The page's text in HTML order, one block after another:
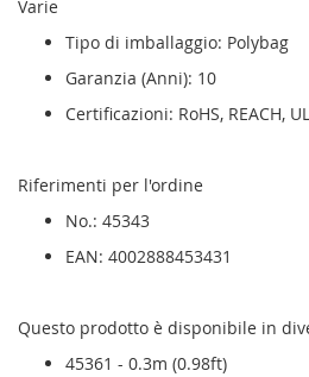
Varie
Tipo di imballaggio: Polybag
Garanzia (Anni): 10
Certificazioni: RoHS, REACH, UL
Riferimenti per l'ordine
No.: 45343
EAN: 4002888453431
Questo prodotto è disponibile in
45361 - 0.3m (0.98ft)